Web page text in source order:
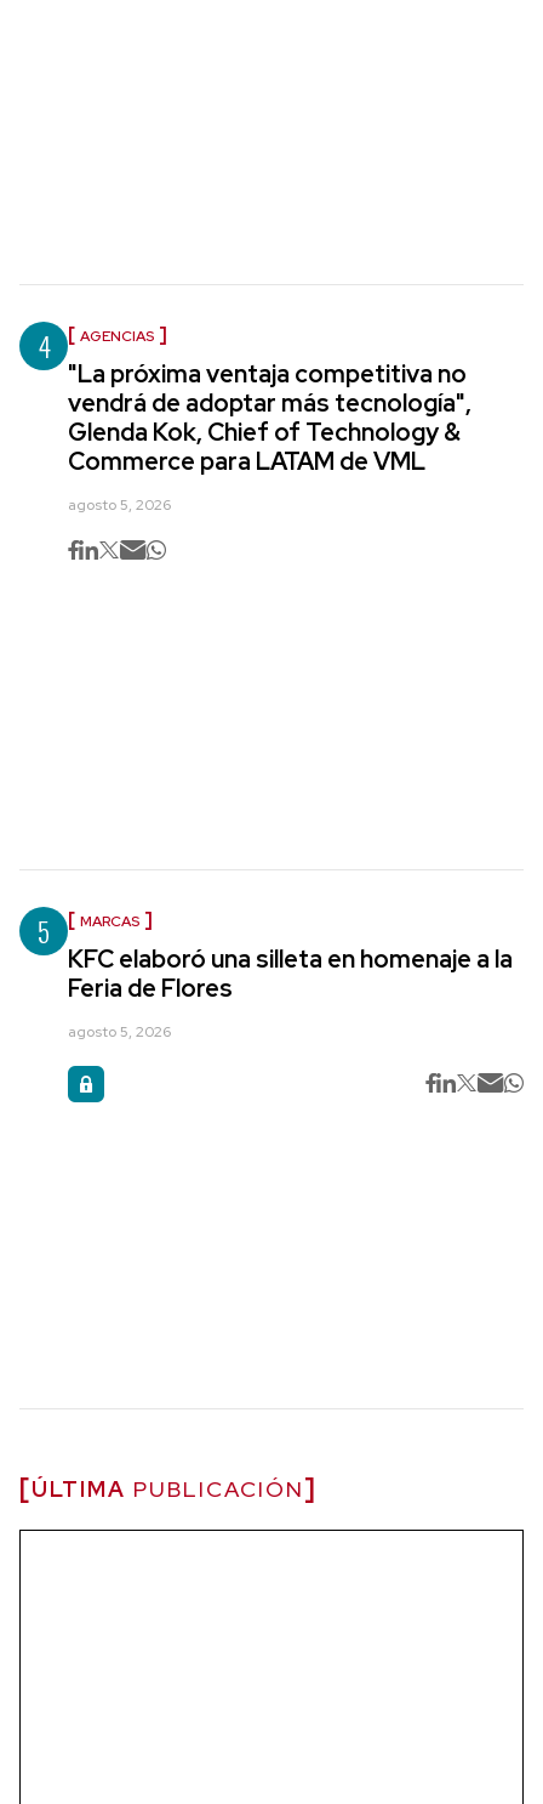
4 AGENCIAS
"La próxima ventaja competitiva no
vendrá de adoptar más tecnología",
Glenda Kok, Chief of Technology &
Commerce para LATAM de VML
agosto 5, 2026
5 MARCAS
KFC elaboró una silleta en homenaje a la
Feria de Flores
agosto 5, 2026
ÚLTIMA PUBLICACIÓN